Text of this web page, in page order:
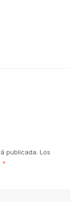
publicada. Los
*